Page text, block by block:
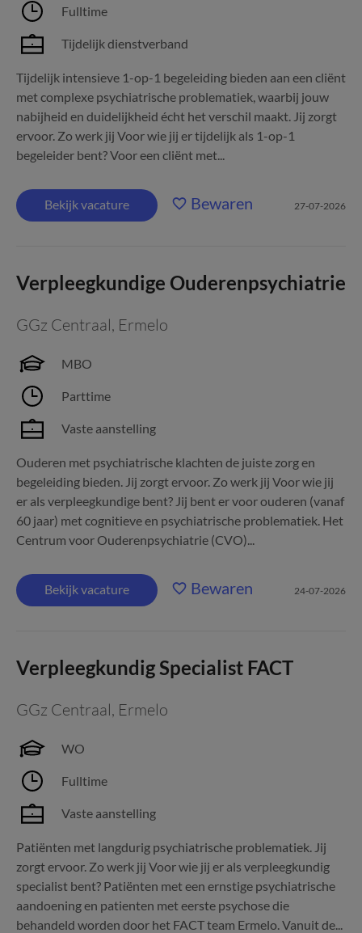
Fulltime
Tijdelijk dienstverband
Tijdelijk intensieve 1-op-1 begeleiding bieden aan een cliënt
met complexe psychiatrische problematiek, waarbij jouw
nabijheid en duidelijkheid écht het verschil maakt. Jij zorgt
ervoor. Zo werk jij Voor wie jij er tijdelijk als 1-op-1
begeleider bent? Voor een cliënt met...
Bekijk vacature Bewaren 27-07-2026
Verpleegkundige Ouderenpsychiatrie
GGz Centraal, Ermelo
MBO
Parttime
Vaste aanstelling
Ouderen met psychiatrische klachten de juiste zorg en
begeleiding bieden. Jij zorgt ervoor. Zo werk jij Voor wie jij
er als verpleegkundige bent? Jij bent er voor ouderen (vanaf
60 jaar) met cognitieve en psychiatrische problematiek. Het
Centrum voor Ouderenpsychiatrie (CVO)...
Bekijk vacature Bewaren 24-07-2026
Verpleegkundig Specialist FACT
GGz Centraal, Ermelo
WO
Fulltime
Vaste aanstelling
Patiënten met langdurig psychiatrische problematiek. Jij
zorgt ervoor. Zo werk jij Voor wie jij er als verpleegkundig
specialist bent? Patiënten met een ernstige psychiatrische
aandoening en patienten met eerste psychose die
behandeld worden door het FACT team Ermelo. Vanuit de...